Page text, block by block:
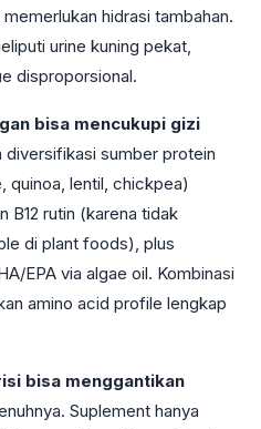
hidrasi tambahan.
urine kuning pekat,
disproporsional.
bisa mencukupi gizi
diversifikasi sumber protein
quinoa, lentil, chickpea)
B12 rutin (karena tidak
di plant foods), plus
EPA via algae oil. Kombinasi
amino acid profile lengkap
bisa menggantikan
Suplement hanya